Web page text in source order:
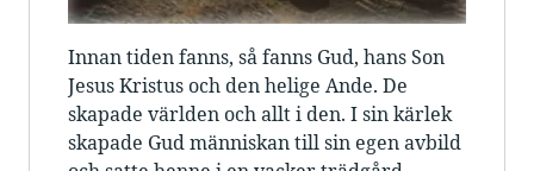
Innan tiden fanns, så fanns Gud, hans Son
Jesus Kristus och den helige Ande. De
skapade världen och allt i den. I sin kärlek
skapade Gud människan till sin egen avbild